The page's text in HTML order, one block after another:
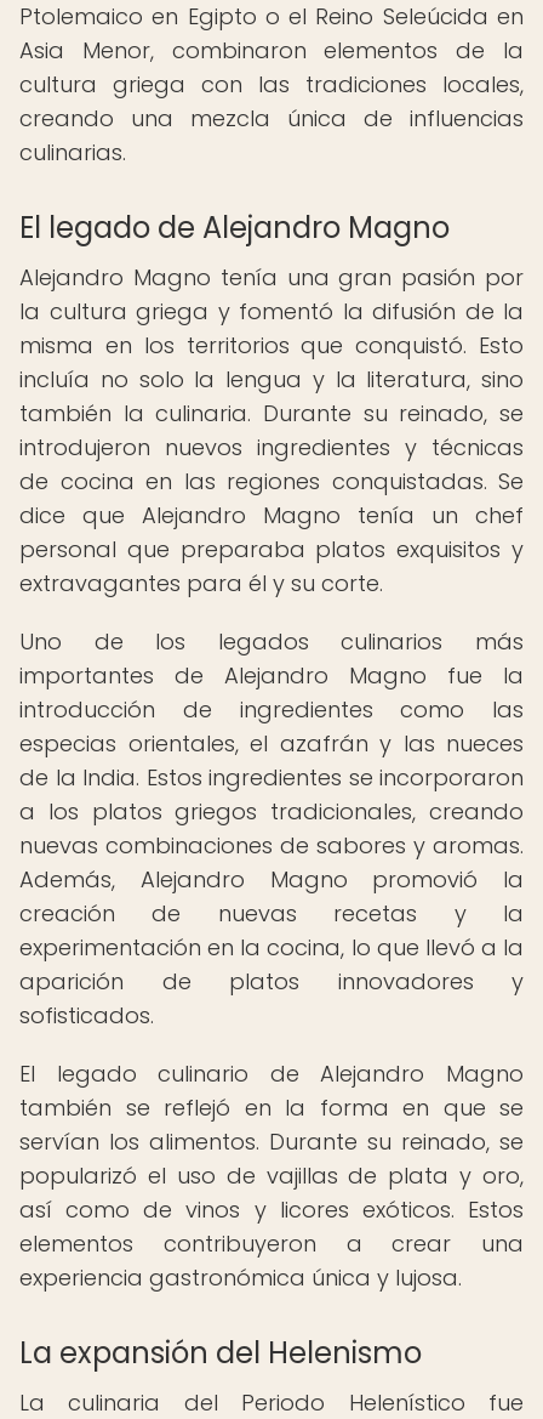
Ptolemaico en Egipto o el Reino Seleúcida en
Asia Menor, combinaron elementos de la
cultura griega con las tradiciones locales,
creando una mezcla única de influencias
culinarias.
El legado de Alejandro Magno
Alejandro Magno tenía una gran pasión por
la cultura griega y fomentó la difusión de la
misma en los territorios que conquistó. Esto
incluía no solo la lengua y la literatura, sino
también la culinaria. Durante su reinado, se
introdujeron nuevos ingredientes y técnicas
de cocina en las regiones conquistadas. Se
dice que Alejandro Magno tenía un chef
personal que preparaba platos exquisitos y
extravagantes para él y su corte.
Uno de los legados culinarios más
importantes de Alejandro Magno fue la
introducción de ingredientes como las
especias orientales, el azafrán y las nueces
de la India. Estos ingredientes se incorporaron
a los platos griegos tradicionales, creando
nuevas combinaciones de sabores y aromas.
Además, Alejandro Magno promovió la
creación de nuevas recetas y la
experimentación en la cocina, lo que llevó a la
aparición de platos innovadores y
sofisticados.
El legado culinario de Alejandro Magno
también se reflejó en la forma en que se
servían los alimentos. Durante su reinado, se
popularizó el uso de vajillas de plata y oro,
así como de vinos y licores exóticos. Estos
elementos contribuyeron a crear una
experiencia gastronómica única y lujosa.
La expansión del Helenismo
La culinaria del Periodo Helenístico fue